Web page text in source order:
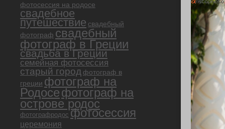
фотосессия на родосе
свадебное
путешествие свадебный
фотограф свадебный
фотограф в Греции
свадьба в Греции
семейная фотосессия
старый город фотограф в
греции фотограф на
Родосефотограф на
острове родос
фотографродос фотосессия
церемония